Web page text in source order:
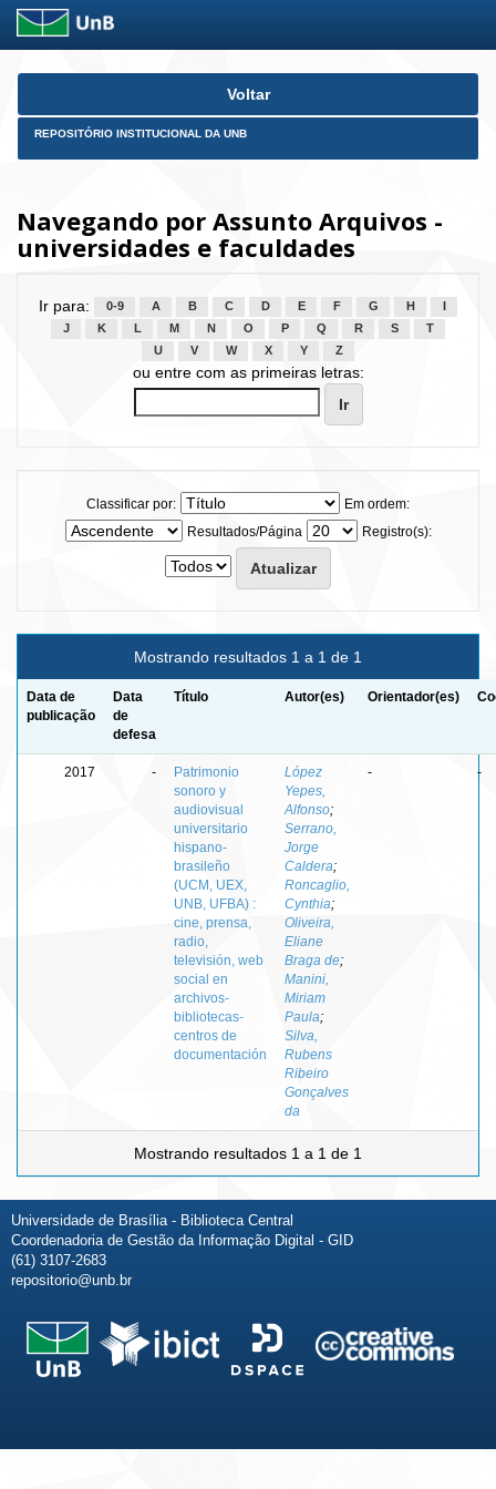
Skip
Voltar
REPOSITÓRIO INSTITUCIONAL DA UNB
Navegando por Assunto Arquivos -
universidades e faculdades
Ir para: 0-9 A B C D E F G H
J
K L M N O P Q R S
T
U
V W X Y Z
ou entre com as primeiras letras:
Classificar por:
Em ordem:
Resultados/Página
Registro(s):
Mostrando resultados 1 a 1 de 1
Data de
publicação
Data
de
defesa
Título Autor(es) Orientador(es)
2017 -
Patrimonio
sonoro y
audiovisual
universitario
hispano-
brasileño
(UCM, UEX,
UNB, UFBA) :
cine, prensa,
radio,
televisión, web
social en
archivos-
bibliotecas-
centros de
documentación
López
Yepes,
Alfonso;
Serrano,
Jorge
Caldera;
Roncaglio,
Cynthia;
Oliveira,
Eliane
Braga de;
Manini,
Miriam
Paula;
Silva,
Rubens
Ribeiro
Gonçalves
da
- -
Mostrando resultados 1 a 1 de 1
Universidade de Brasília - Biblioteca Central
Coordenadoria de Gestão da Informação Digital - GID
(61) 3107-2683
repositorio@unb.br